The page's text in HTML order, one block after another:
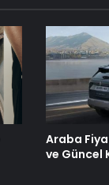
Araba
ve Güncel